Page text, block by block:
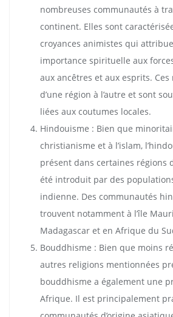
nombreuses communautés à
continent. Elles sont
croyances animistes qui
importance spirituelle aux
aux ancêtres et aux esprits.
d’une région à l’autre et sont
liées aux coutumes locales.
Hindouisme : Bien que
christianisme et à l’islam,
présent dans certaines régions
été introduit par des
indienne. Des communautés
trouvent notamment à l’île
Madagascar et en Afrique du
Bouddhisme : Bien que moins
autres religions mentionnées
bouddhisme a également une
Afrique. Il est principalement